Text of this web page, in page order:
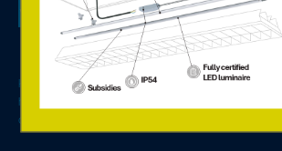
jolla on alalta yli 40 vuoden kokemus ja
asema. Euroopan johtavien valmistajien
ratkaisujen ja digitaalisten
ympäristöystävälliset ja
kaikkiin mahdollisiin ympäristöihin. Edustamme
huippuosaaminen tämän päivän kaikkien
ohjausmoduuleista ja liitäntälaitteista.